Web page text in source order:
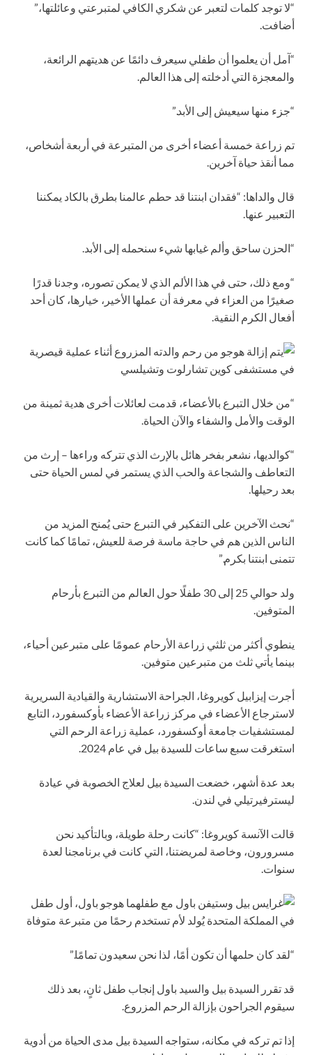
“لا توجد كلمات لتعبر عن شكري الكافي لمتبرعتي وعائلتها،”
أضافت.
“آمل أن يعلموا أن طفلي سيعرف دائمًا عن هديتهم الرائعة،
والمعجزة التي أدخلته إلى هذا العالم.
“جزء منها سيعيش إلى الأبد.”
تم زراعة خمسة أعضاء أخرى من المتبرعة في أربعة أشخاص،
مما أنقذ حياة آخرين.
قال والداها: “فقدان ابنتنا قد حطم عالمنا بطرق بالكاد يمكننا
التعبير عنها.
“الحزن ساحق وألم غيابها شيء سنحمله إلى الأبد.
“ومع ذلك، حتى في هذا الألم الذي لا يمكن تصوره، وجدنا قدرًا
صغيرًا من العزاء في معرفة أن عملها الأخير، خيارها، كان أحد
أفعال الكرم النقية.
“من خلال التبرع بالأعضاء، قدمت لعائلات أخرى هدية ثمينة من
الوقت والأمل والشفاء والآن الحياة.
“كوالديها، نشعر بفخر هائل بالإرث الذي تتركه وراءها – إرث من
التعاطف والشجاعة والحب الذي يستمر في لمس الحياة حتى
بعد رحيلها.
“نحث الآخرين على التفكير في التبرع حتى يُمنح المزيد من
الناس الذين هم في حاجة ماسة فرصة للعيش، تمامًا كما كانت
تتمنى ابنتنا بكرم.”
ولد حوالي 25 إلى 30 طفلًا حول العالم من التبرع بأرحام
المتوفين.
ينطوي أكثر من ثلثي زراعة الأرحام عمومًا على متبرعين أحياء،
بينما يأتي ثلث من متبرعين متوفين.
أجرت إيزابيل كويروغا، الجراحة الاستشارية والقيادية السريرية
لاسترجاع الأعضاء في مركز زراعة الأعضاء بأوكسفورد، التابع
لمستشفيات جامعة أوكسفورد، عملية زراعة الرحم التي
استغرقت سبع ساعات للسيدة بيل في عام 2024.
بعد عدة أشهر، خضعت السيدة بيل لعلاج الخصوبة في عيادة
ليسترفيرتيلي في لندن.
قالت الآنسة كويروغا: “كانت رحلة طويلة، وبالتأكيد نحن
مسرورون، وخاصة لمريضتنا، التي كانت في برنامجنا لعدة
سنوات.
“لقد كان حلمها أن تكون أمًا، لذا نحن سعيدون تمامًا.”
قد تقرر السيدة بيل والسيد باول إنجاب طفل ثانٍ، بعد ذلك
سيقوم الجراحون بإزالة الرحم المزروع.
إذا تم تركه في مكانه، ستواجه السيدة بيل مدى الحياة من أدوية